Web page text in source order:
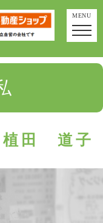
MENU
植田 道子